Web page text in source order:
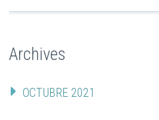
Archives
OCTUBRE 2021